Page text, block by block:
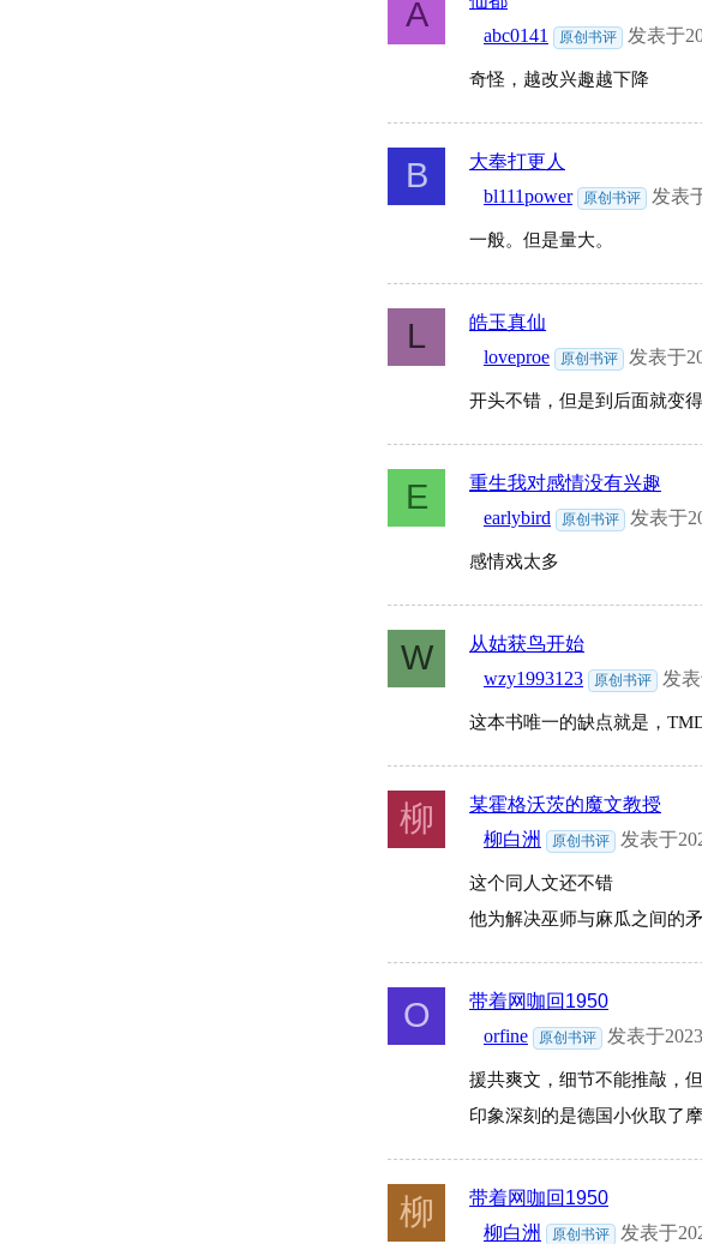
A
abc0141 原创书评 发表于
奇怪，越改兴趣越下降
B 大奉打更人
bl111power 原创书评 发表
一般。但是量大。
L 皓玉真仙
loveproe 原创书评 发表于
开头不错，但是到后面就变得
E 重生我对感情没有兴趣
earlybird 原创书评 发表于
感情戏太多
W 从姑获鸟开始
wzy1993123 原创书评 发
这本书唯一的缺点就是，
柳 某霍格沃茨的魔文教授
柳白洲 原创书评 发表于
这个同人文还不错
他为解决巫师与麻瓜之间的
O 带着网咖回1950
orfine 原创书评 发表于
援共爽文，细节不能推敲，
印象深刻的是德国小伙取了
柳 带着网咖回1950
柳白洲 原创书评 发表于